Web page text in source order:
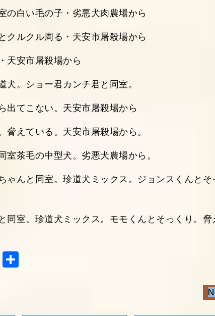
の白い毛の子・劣悪犬肉農場から
クルクル周る・天安市屠殺場から
天安市屠殺場から
犬。ショー君カンチ君と同室。
出てこない。天安市屠殺場から
脅えている。天安市屠殺場から。
室茶毛の中型犬。劣悪犬農場から。
ゃんと同室。珍道犬ミックス。ジョンスくんとそ
同室。珍道犬ミックス。モモくんとそっくり。脅
Tel